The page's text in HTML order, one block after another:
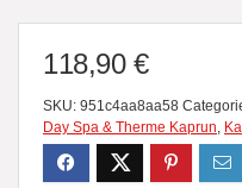
118,90 €
SKU: 951c4aa8aa58
Day Spa & Therme Kaprun,